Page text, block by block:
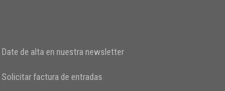
Date de alta en nuestra newsletter
Solicitar factura de entradas